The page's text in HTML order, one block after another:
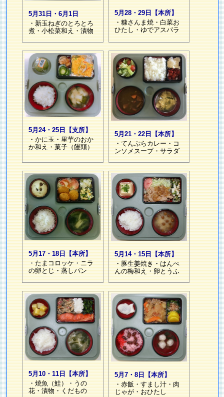
5月31日・6月1日
・新玉ねぎのとろとろ
煮・小松菜和え・漬物
5月28・29日【本所】
・糠さんま焼・白菜お
ひたし・ゆでアスパラ
5月24・25日【支所】
・かに玉・里芋のおか
か和え・菓子（饅頭）
5月21・22日【本所】
・てんぷらカレー・コ
ンソメスープ・サラダ
5月17・18日【本所】
・たまコロッケ・ニラ
の卵とじ・蒸しパン
5月14・15日【本所】
・豚生姜焼き・はんぺ
んの梅和え・卵とうふ
5月10・11日【本所】
・焼魚（鮭）・うの
花・漬物・くだもの
5月7・8日【本所】
・赤飯・すまし汁・肉
じゃが・おひたし